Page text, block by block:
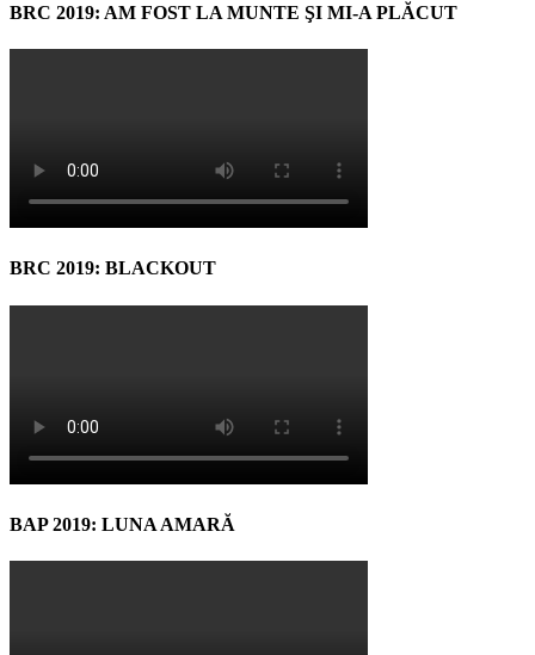
BRC 2019: AM FOST LA MUNTE ŞI MI-A PLĂCUT
BRC 2019: BLACKOUT
BAP 2019: LUNA AMARĂ